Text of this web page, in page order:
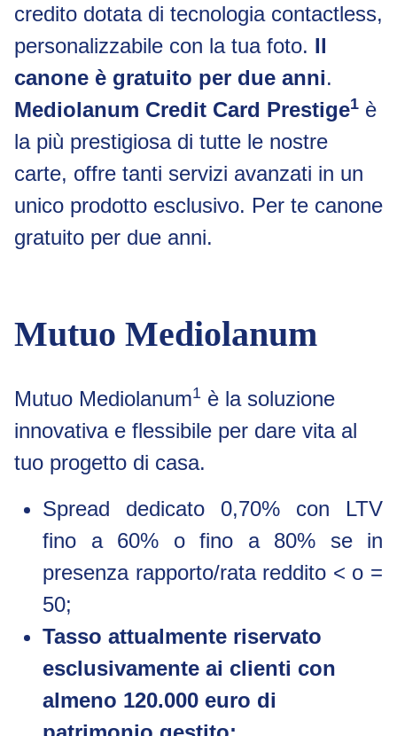
credito dotata di tecnologia contactless,
personalizzabile con la tua foto. Il
canone è gratuito per due anni.
Mediolanum Credit Card Prestige1 è
la più prestigiosa di tutte le nostre
carte, offre tanti servizi avanzati in un
unico prodotto esclusivo. Per te canone
gratuito per due anni.
Mutuo Mediolanum
Mutuo Mediolanum1 è la soluzione
innovativa e flessibile per dare vita al
tuo progetto di casa.
Spread dedicato 0,70% con LTV
fino a 60% o fino a 80% se in
presenza rapporto/rata reddito < o =
50;
Tasso attualmente riservato
esclusivamente ai clienti con
almeno 120.000 euro di